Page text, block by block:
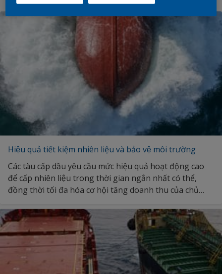
Hiệu quả tiết kiệm nhiên liệu và bảo vệ môi trường
Các tàu cấp dầu yêu cầu mức hiệu quả hoạt động cao
để cấp nhiên liệu trong thời gian ngắn nhất có thể,
đồng thời tối đa hóa cơ hội tăng doanh thu của chủ
hóa hiệu quả sử dụng nhiên liệu trong khi vẫn duy trì
tốc độ tàu trong suốt chu kỳ lên đà. Khám phá thêm về
các giải pháp của chúng tôi.